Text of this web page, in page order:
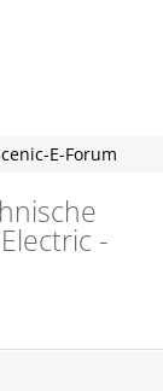
E-Forum
-